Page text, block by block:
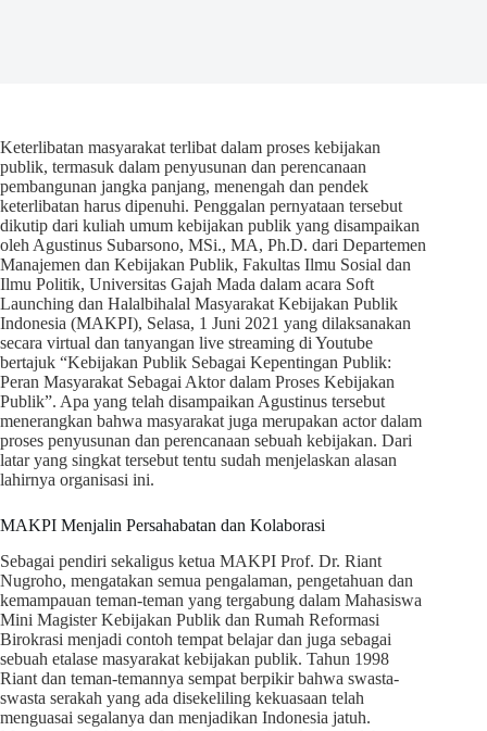
Keterlibatan masyarakat terlibat dalam proses kebijakan
publik, termasuk dalam penyusunan dan perencanaan
pembangunan jangka panjang, menengah dan pendek
keterlibatan harus dipenuhi. Penggalan pernyataan tersebut
dikutip dari kuliah umum kebijakan publik yang disampaikan
oleh Agustinus Subarsono, MSi., MA, Ph.D. dari Departemen
Manajemen dan Kebijakan Publik, Fakultas Ilmu Sosial dan
Ilmu Politik, Universitas Gajah Mada dalam acara Soft
Launching dan Halalbihalal Masyarakat Kebijakan Publik
Indonesia (MAKPI), Selasa, 1 Juni 2021 yang dilaksanakan
secara virtual dan tanyangan live streaming di Youtube
bertajuk “Kebijakan Publik Sebagai Kepentingan Publik:
Peran Masyarakat Sebagai Aktor dalam Proses Kebijakan
Publik”. Apa yang telah disampaikan Agustinus tersebut
menerangkan bahwa masyarakat juga merupakan actor dalam
proses penyusunan dan perencanaan sebuah kebijakan. Dari
latar yang singkat tersebut tentu sudah menjelaskan alasan
lahirnya organisasi ini.
MAKPI Menjalin Persahabatan dan Kolaborasi
Sebagai pendiri sekaligus ketua MAKPI Prof. Dr. Riant
Nugroho, mengatakan semua pengalaman, pengetahuan dan
kemampauan teman-teman yang tergabung dalam Mahasiswa
Mini Magister Kebijakan Publik dan Rumah Reformasi
Birokrasi menjadi contoh tempat belajar dan juga sebagai
sebuah etalase masyarakat kebijakan publik. Tahun 1998
Riant dan teman-temannya sempat berpikir bahwa swasta-
swasta serakah yang ada disekeliling kekuasaan telah
menguasai segalanya dan menjadikan Indonesia jatuh.